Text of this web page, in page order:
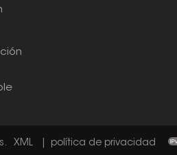
XML política de privacidad